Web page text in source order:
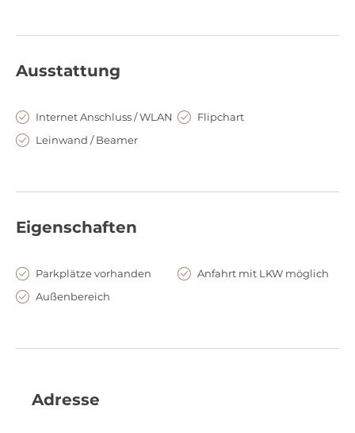
Ausstattung
Internet Anschluss / WLAN
Flipchart
Leinwand / Beamer
Eigenschaften
Parkplätze vorhanden
Anfahrt mit LKW möglich
Außenbereich
Adresse